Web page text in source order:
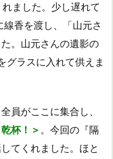
ました。少し遅れて
香を渡し、「山元さ
た。山元さんの遺影の
グラスに入れて供えま
員がここに集合し、
乾杯！＞ 。今回の『隔
てくれました。ほと